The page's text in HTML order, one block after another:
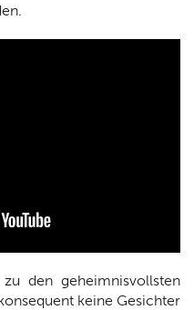
den geheimnisvollsten
keine Gesichter